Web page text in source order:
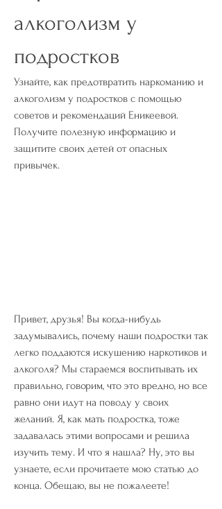
алкоголизм у
подростков
Узнайте, как предотвратить наркоманию и
алкоголизм у подростков с помощью
советов и рекомендаций Еникеевой.
Получите полезную информацию и
защитите своих детей от опасных
привычек.
Привет, друзья! Вы когда-нибудь
задумывались, почему наши подростки так
легко поддаются искушению наркотиков и
алкоголя? Мы стараемся воспитывать их
правильно, говорим, что это вредно, но все
равно они идут на поводу у своих
желаний. Я, как мать подростка, тоже
задавалась этими вопросами и решила
изучить тему. И что я нашла? Ну, это вы
узнаете, если прочитаете мою статью до
конца. Обещаю, вы не пожалеете!